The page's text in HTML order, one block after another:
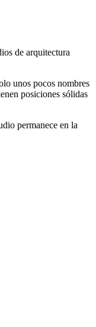
de arquitectura
unos pocos nombres
posiciones sólidas
permanece en la